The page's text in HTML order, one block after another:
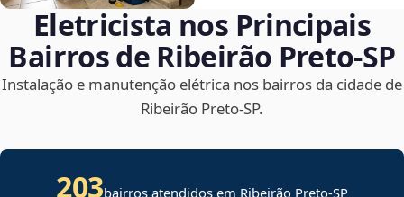
Eletricista nos Principais
Bairros de Ribeirão Preto‑SP
Instalação e manutenção elétrica nos bairros da cidade de
Ribeirão Preto‑SP.
203bairros atendidos em Ribeirão Preto-SP